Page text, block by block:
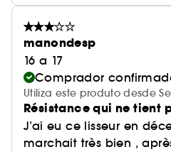
manondesp
16 a 17
Comprador
Utiliza este produto desde
Résistance qui ne tient
J’ai eu ce lisseur en
marchait très bien ,